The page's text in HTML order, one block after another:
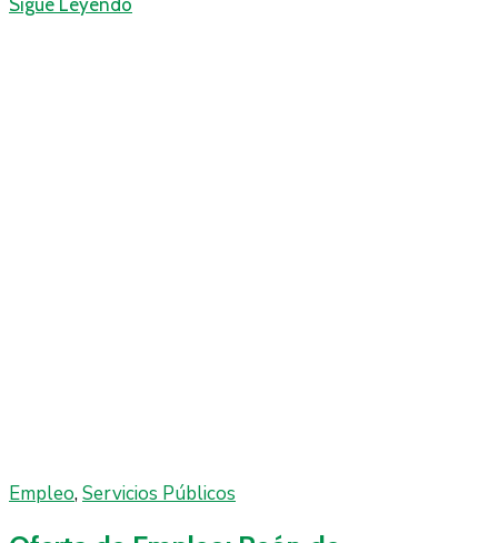
Empleo‚Servicios Públicos